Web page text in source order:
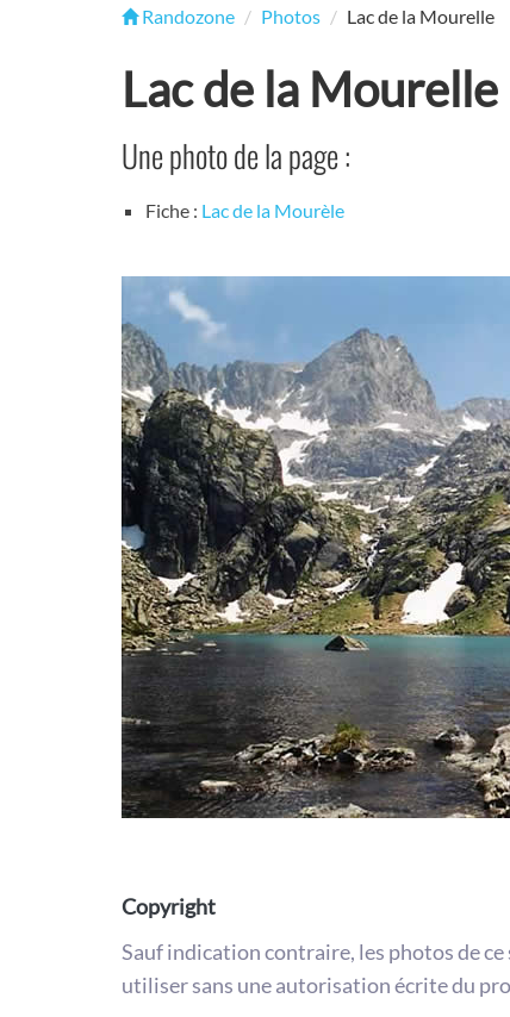
Randozone Photos Lac de la Mourelle
Lac de la Mourelle
Une photo de la page :
Fiche : Lac de la Mourèle
Copyright
Sauf indication contraire, les photos de
utiliser sans une autorisation écrite du